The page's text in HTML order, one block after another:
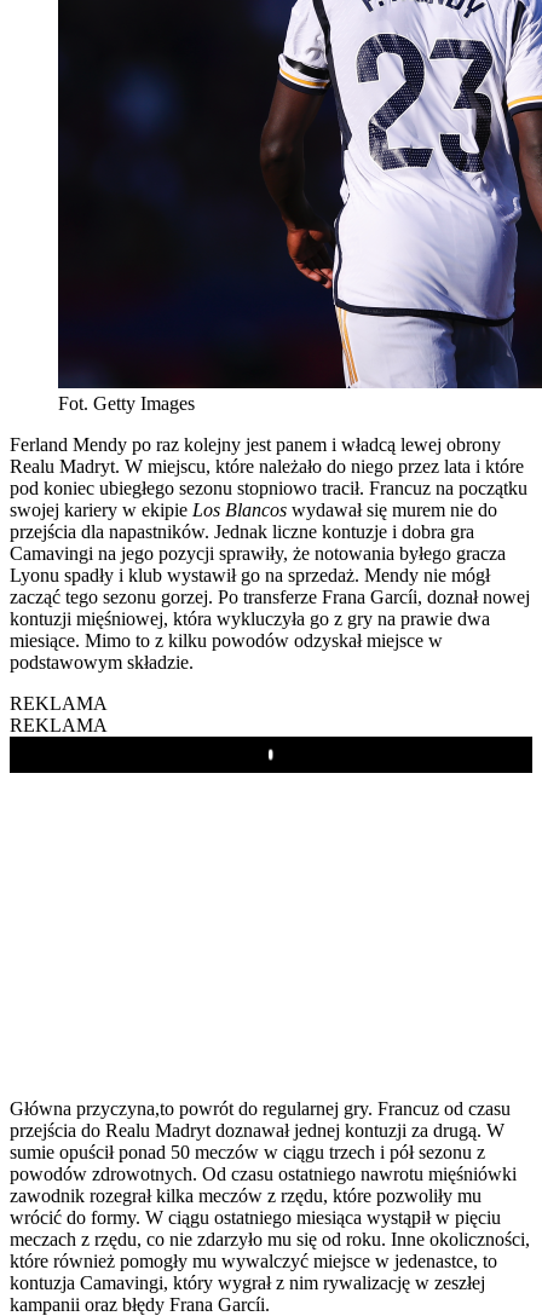
Fot. Getty Images
Ferland Mendy po raz kolejny jest panem i władcą lewej obrony
Realu Madryt. W miejscu, które należało do niego przez lata i które
pod koniec ubiegłego sezonu stopniowo tracił. Francuz na początku
swojej kariery w ekipie Los Blancos wydawał się murem nie do
przejścia dla napastników. Jednak liczne kontuzje i dobra gra
Camavingi na jego pozycji sprawiły, że notowania byłego gracza
Lyonu spadły i klub wystawił go na sprzedaż. Mendy nie mógł
zacząć tego sezonu gorzej. Po transferze Frana Garcíi, doznał nowej
kontuzji mięśniowej, która wykluczyła go z gry na prawie dwa
miesiące. Mimo to z kilku powodów odzyskał miejsce w
podstawowym składzie.
REKLAMA
REKLAMA
Play
Główna przyczyna,to powrót do regularnej gry. Francuz od czasu
przejścia do Realu Madryt doznawał jednej kontuzji za drugą. W
sumie opuścił ponad 50 meczów w ciągu trzech i pół sezonu z
powodów zdrowotnych. Od czasu ostatniego nawrotu mięśniówki
zawodnik rozegrał kilka meczów z rzędu, które pozwoliły mu
wrócić do formy. W ciągu ostatniego miesiąca wystąpił w pięciu
meczach z rzędu, co nie zdarzyło mu się od roku. Inne okoliczności,
które również pomogły mu wywalczyć miejsce w jedenastce, to
kontuzja Camavingi, który wygrał z nim rywalizację w zeszłej
kampanii oraz błędy Frana Garcíi.